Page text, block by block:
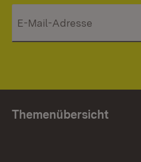
Themenübersicht